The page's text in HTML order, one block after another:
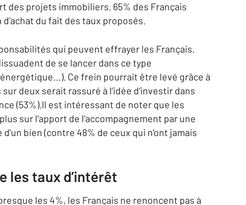
des projets immobiliers. 65% des Français
du fait des taux proposés.
qui peuvent effrayer les Français.
de se lancer dans ce type
Ce frein pourrait être levé grâce à
deux serait rassuré à l’idée d’investir dans
(53%).Il est intéressant de noter que les
sur l’apport de l’accompagnement par une
bien (contre 48% de ceux qui n’ont jamais
les taux d’intérêt
les 4%, les Français ne renoncent pas à